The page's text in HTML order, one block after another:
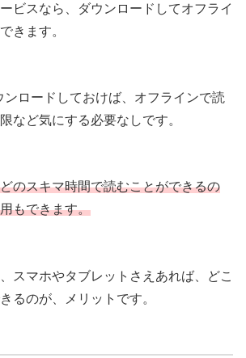
ビスなら、ダウンロードしてオフライ
きます。
ロードしておけば、オフラインで読
など気にする必要なしです。
のスキマ時間で読むことができるの
もできます。
スマホやタブレットさえあれば、どこ
るのが、メリットです。